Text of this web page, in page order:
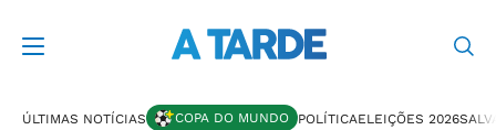
ÚLTIMAS NOTÍCIAS COPA DO MUNDO POLÍTICAELEIÇÕES 2026